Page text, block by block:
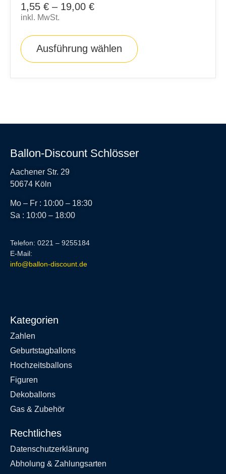
1,55 € – 19,00 €
inkl. MwSt.
Ausführung wählen
Ballon-Discount Schlösser
Aachener Str. 29
50674 Köln
Mo – Fr : 10:00 – 18:30
Sa : 10:00 – 18:00
Telefon: 0221 – 9255184
E-Mail:
info@ballon-discount.de
Kategorien
Zahlen
Geburtstagballons
Hochzeitsballons
Figuren
Dekoballons
Gas & Zubehör
Rechtliches
Datenschutzerklärung
Abholung & Zahlungsarten